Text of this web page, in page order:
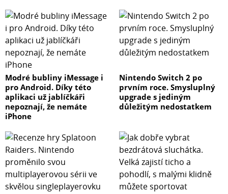
Modré bubliny iMessage i
pro Android. Díky této
aplikaci už jablíčkáři
nepoznají, že nemáte
iPhone
Nintendo Switch 2 po
prvním roce. Smysluplný
upgrade s jediným
důležitým nedostatkem